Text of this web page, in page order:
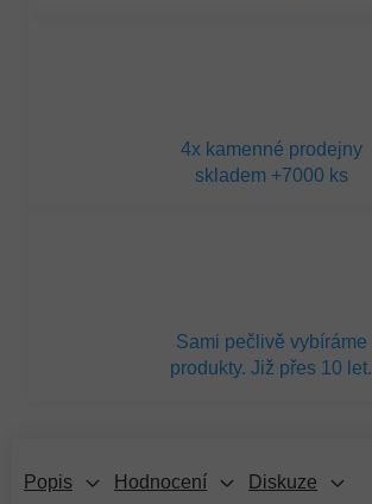
4x kamenné prodejny
skladem +7000 ks
Sami pečlivě vybíráme
produkty. Již přes 10 let.
Popis Hodnocení Diskuze